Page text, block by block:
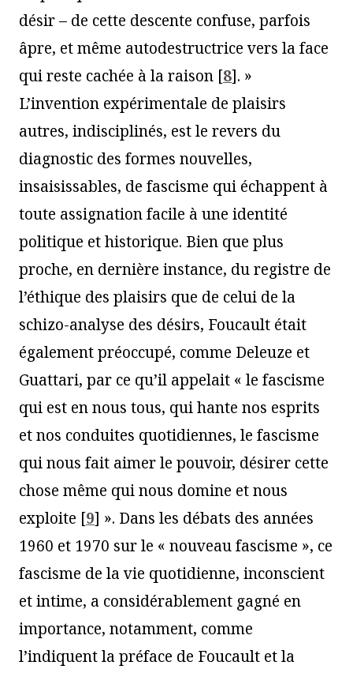
désir – de cette descente confuse, parfois
âpre, et même autodestructrice vers la face
qui reste cachée à la raison [8]. »
L’invention expérimentale de plaisirs
autres, indisciplinés, est le revers du
diagnostic des formes nouvelles,
insaisissables, de fascisme qui échappent à
toute assignation facile à une identité
politique et historique. Bien que plus
proche, en dernière instance, du registre de
l’éthique des plaisirs que de celui de la
schizo-analyse des désirs, Foucault était
également préoccupé, comme Deleuze et
Guattari, par ce qu’il appelait « le fascisme
qui est en nous tous, qui hante nos esprits
et nos conduites quotidiennes, le fascisme
qui nous fait aimer le pouvoir, désirer cette
chose même qui nous domine et nous
exploite [9] ». Dans les débats des années
1960 et 1970 sur le « nouveau fascisme », ce
fascisme de la vie quotidienne, inconscient
et intime, a considérablement gagné en
importance, notamment, comme
l’indiquent la préface de Foucault et la